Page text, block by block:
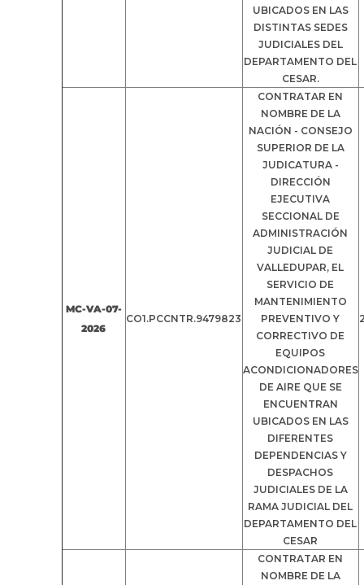
UBICADOS EN LAS
DISTINTAS SEDES
JUDICIALES DEL
DEPARTAMENTO DEL
CESAR.
MC-VA-07-
2026
CO1.PCCNTR.9479823
CONTRATAR EN
NOMBRE DE LA
NACIÓN - CONSEJO
SUPERIOR DE LA
JUDICATURA -
DIRECCIÓN
EJECUTIVA
SECCIONAL DE
ADMINISTRACIÓN
JUDICIAL DE
VALLEDUPAR, EL
SERVICIO DE
MANTENIMIENTO
PREVENTIVO Y
CORRECTIVO DE
EQUIPOS
ACONDICIONADORES
DE AIRE QUE SE
ENCUENTRAN
UBICADOS EN LAS
DIFERENTES
DEPENDENCIAS Y
DESPACHOS
JUDICIALES DE LA
RAMA JUDICIAL DEL
DEPARTAMENTO DEL
CESAR
CONTRATAR EN
NOMBRE DE LA